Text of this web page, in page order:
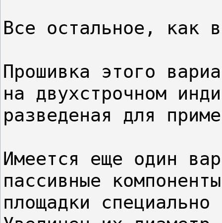
Все остальное, как
Прошивка этого
на двухстрочном
разведеная для
Имеется еще один
пассивные
площадки